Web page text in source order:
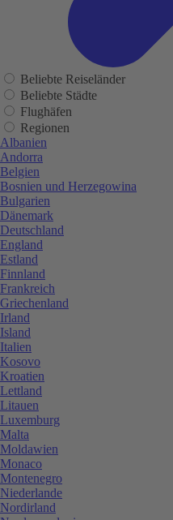
Beliebte Reiseländer
Beliebte Städte
Flughäfen
Regionen
Albanien
Andorra
Belgien
Bosnien und Herzegowina
Bulgarien
Dänemark
Deutschland
England
Estland
Finnland
Frankreich
Griechenland
Irland
Island
Italien
Kosovo
Kroatien
Lettland
Litauen
Luxemburg
Malta
Moldawien
Monaco
Montenegro
Niederlande
Nordirland